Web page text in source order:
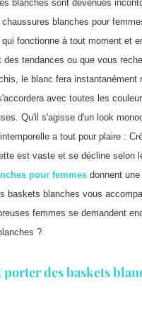
blanches sont devenues
blanches pour
fonctionne à tout moment et
des tendances ou que vous
le blanc fera instantanément
avec toutes les
Qu'il s'agisse d'un look
a tout pour plaire :
est vaste et se décline selon
pour femmes donnent
baskets blanches vous
femmes se demandent
?
des baskets